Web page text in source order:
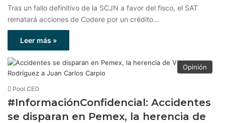
Tras un fallo definitivo de la SCJN a favor del fisco, el SAT
rematará acciones de Codere por un crédito…
Leer más »
Opinión
Pool CEO
#InformaciónConfidencial: Accidentes
se disparan en Pemex, la herencia de